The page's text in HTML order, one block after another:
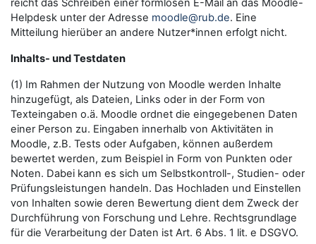
reicht das Schreiben einer formlosen E-Mail an das Moodle-
Helpdesk unter der Adresse moodle@rub.de. Eine
Mitteilung hierüber an andere Nutzer*innen erfolgt nicht.
Inhalts- und Testdaten
(1) Im Rahmen der Nutzung von Moodle werden Inhalte
hinzugefügt, als Dateien, Links oder in der Form von
Texteingaben o.ä. Moodle ordnet die eingegebenen Daten
einer Person zu. Eingaben innerhalb von Aktivitäten in
Moodle, z.B. Tests oder Aufgaben, können außerdem
bewertet werden, zum Beispiel in Form von Punkten oder
Noten. Dabei kann es sich um Selbstkontroll-, Studien- oder
Prüfungsleistungen handeln. Das Hochladen und Einstellen
von Inhalten sowie deren Bewertung dient dem Zweck der
Durchführung von Forschung und Lehre. Rechtsgrundlage
für die Verarbeitung der Daten ist Art. 6 Abs. 1 lit. e DSGVO.